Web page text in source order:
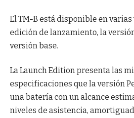
El TM-B está disponible en
edición de lanzamiento, la
versión base.
La Launch Edition presenta las
especificaciones que la versión
una batería con un alcance
niveles de asistencia,